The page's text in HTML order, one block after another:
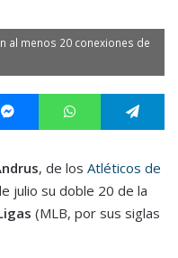
al menos 20 conexiones de
MessengerWhatsApp
, de los Atléticos de
julio su doble 20 de la
(MLB, por sus siglas